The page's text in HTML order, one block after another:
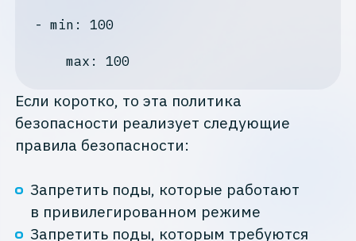
- min: 100
Если коротко, то эта политика
безопасности реализует следующие
правила безопасности:
Запретить поды, которые работают
в привилегированном режиме
Запретить поды, которым требуются